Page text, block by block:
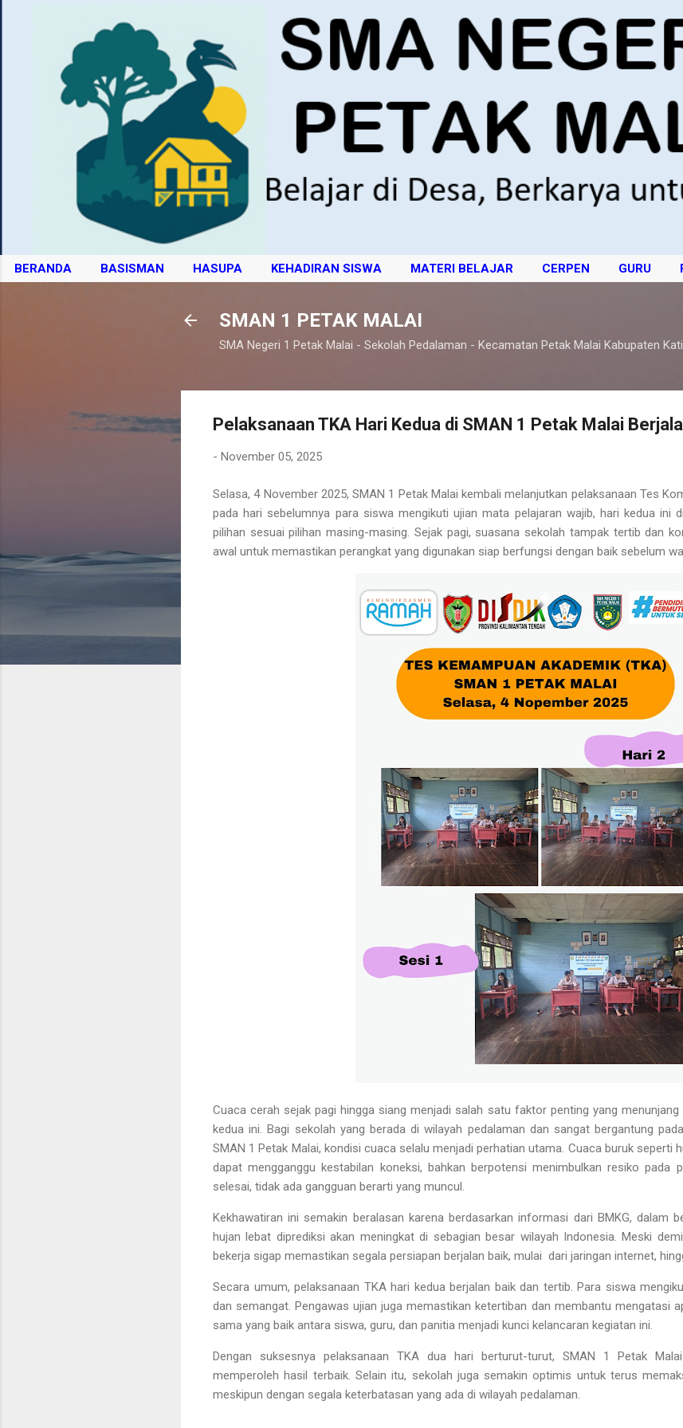
BERANDA BASISMAN HASUPA KEHADIRAN SISWA MATERI BELAJAR CERPEN GURU
Langsung ke konten utama
SMAN 1 PETAK MALAI
SMA Negeri 1 Petak Malai - Sekolah Pedalaman - Kecamatan Petak Malai Kabupaten
Pelaksanaan TKA Hari Kedua di SMAN 1 Petak Malai
- November 05, 2025
Selasa, 4 November 2025, SMAN 1 Petak Malai kembali melanjutkan pelaksanaan Tes
pada hari sebelumnya para siswa mengikuti ujian mata pelajaran wajib, hari kedua ini
pilihan sesuai pilihan masing-masing. Sejak pagi, suasana sekolah tampak tertib dan
awal untuk memastikan perangkat yang digunakan siap berfungsi dengan baik sebelum
Cuaca cerah sejak pagi hingga siang menjadi salah satu faktor penting yang menunjang
kedua ini. Bagi sekolah yang berada di wilayah pedalaman dan sangat bergantung
SMAN 1 Petak Malai, kondisi cuaca selalu menjadi perhatian utama. Cuaca buruk seperti
dapat mengganggu kestabilan koneksi, bahkan berpotensi menimbulkan resiko pada
selesai, tidak ada gangguan berarti yang muncul.
Kekhawatiran ini semakin beralasan karena berdasarkan informasi dari BMKG, dalam
hujan lebat diprediksi akan meningkat di sebagian besar wilayah Indonesia. Meski
bekerja sigap memastikan segala persiapan berjalan baik, mulai dari jaringan internet,
Secara umum, pelaksanaan TKA hari kedua berjalan baik dan tertib. Para siswa
dan semangat. Pengawas ujian juga memastikan ketertiban dan membantu mengatasi
sama yang baik antara siswa, guru, dan panitia menjadi kunci kelancaran kegiatan ini.
Dengan suksesnya pelaksanaan TKA dua hari berturut-turut, SMAN 1 Petak
memperoleh hasil terbaik. Selain itu, sekolah juga semakin optimis untuk terus
meskipun dengan segala keterbatasan yang ada di wilayah pedalaman.